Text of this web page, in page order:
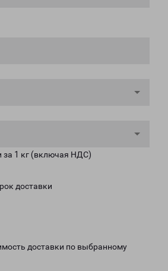
за 1 кг (включая НДС)
доставки
доставки по выбранному